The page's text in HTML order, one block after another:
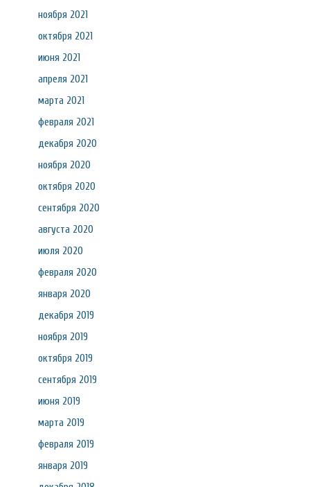
ноября 2021
октября 2021
июня 2021
апреля 2021
марта 2021
февраля 2021
декабря 2020
ноября 2020
октября 2020
сентября 2020
августа 2020
июля 2020
февраля 2020
января 2020
декабря 2019
ноября 2019
октября 2019
сентября 2019
июня 2019
марта 2019
февраля 2019
января 2019